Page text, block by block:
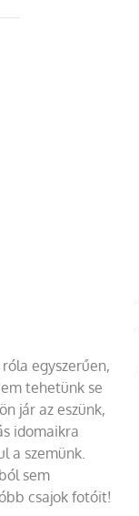
egyszerűen,
tehetünk se
jár az eszünk,
idomaikra
a szemünk.
sem
csajok fotóit!